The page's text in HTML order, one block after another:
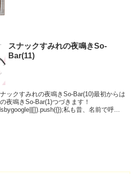
スナックすみれの夜鳴きSo-
Bar(11)
ックすみれの夜鳴きSo-Bar(10)最初からは
夜鳴きSo-Bar(1)つづきます！
私も昔、名前で呼...